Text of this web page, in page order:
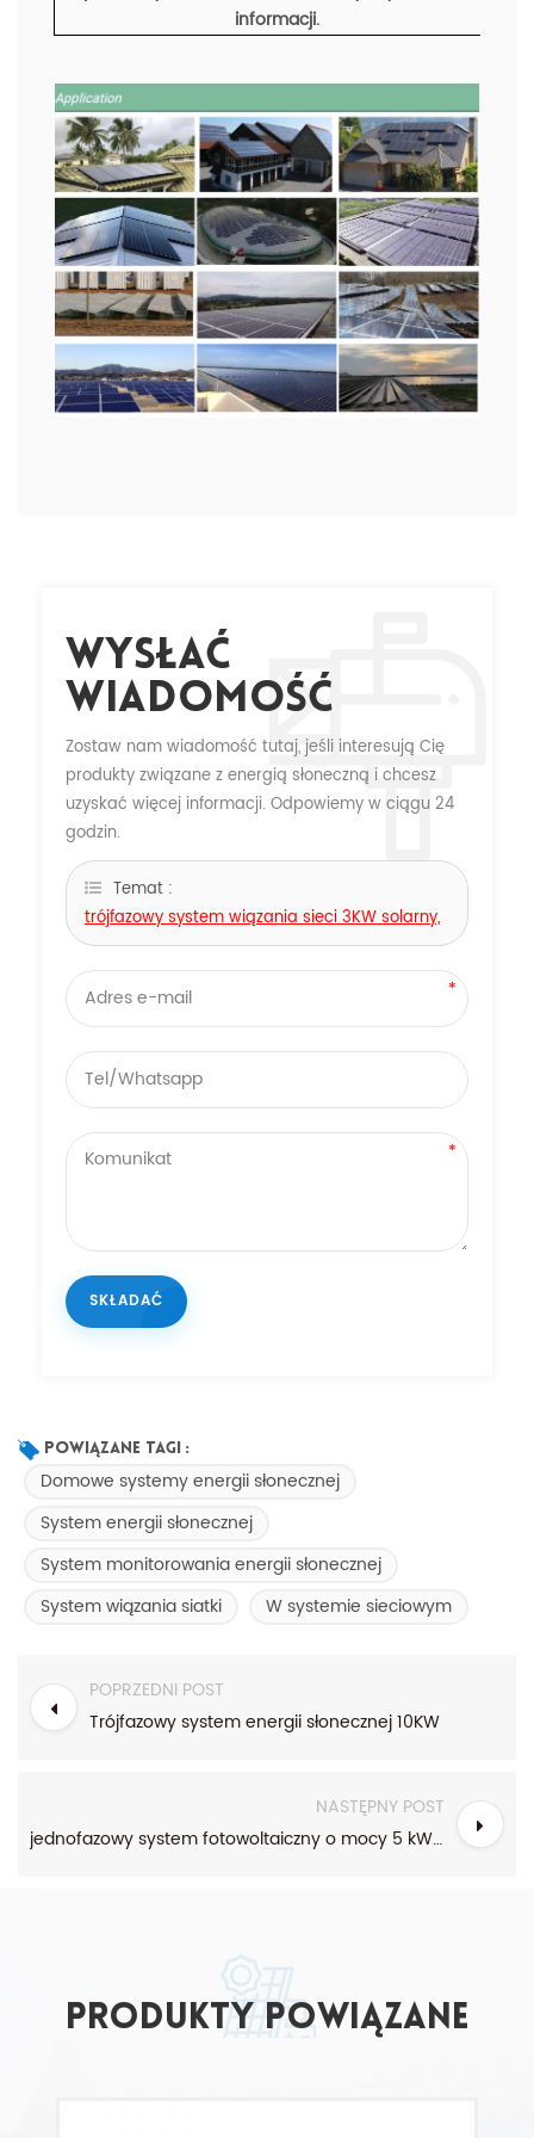
informacji.
Wysłać
Wiadomość
Zostaw nam wiadomość tutaj, jeśli interesują Cię
produkty związane z energią słoneczną i chcesz
uzyskać więcej informacji. Odpowiemy w ciągu 24
godzin.
Temat :
trójfazowy system wiązania sieci 3KW solarny,
Powiązane Tagi :
Domowe systemy energii słonecznej
System energii słonecznej
System monitorowania energii słonecznej
System wiązania siatki
W systemie sieciowym
POPRZEDNI POST
Trójfazowy system energii słonecznej 10KW
NASTĘPNY POST
jednofazowy system fotowoltaiczny o mocy 5 kW w sieci
Produkty powiązane